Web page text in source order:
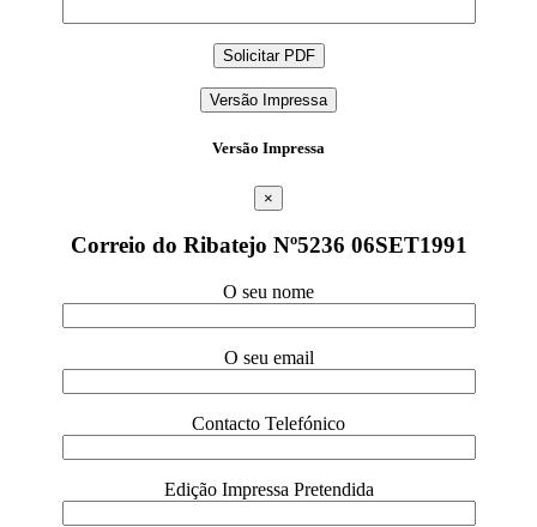
Versão Impressa
Versão Impressa
×
Correio do Ribatejo Nº5236 06SET1991
O seu nome
O seu email
Contacto Telefónico
Edição Impressa Pretendida